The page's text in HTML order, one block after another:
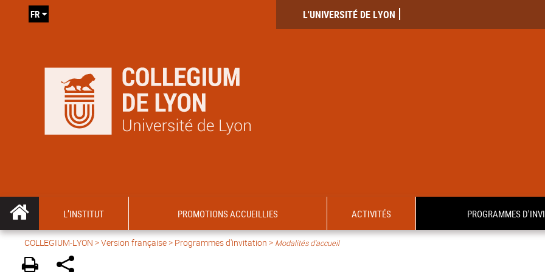
L'UNIVERSITÉ DE LYON
FR
L’INSTITUT PROMOTIONS ACCUEILLIES ACTIVITÉS PROGRAMMES
COLLEGIUM-LYON >Version française> Programmes d'invitation > Modalités d'accueil